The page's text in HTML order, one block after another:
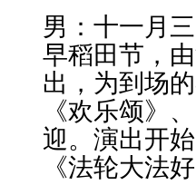
男：十一月
早稻田节，
出，为到场
《欢乐颂》
迎。演出开
《法轮大法